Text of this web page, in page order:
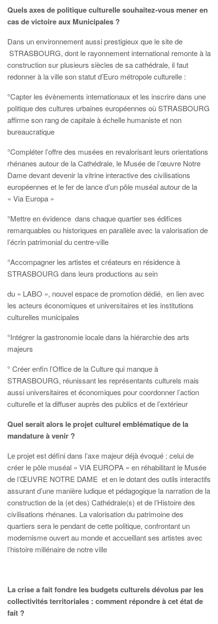
Quels axes de politique culturelle souhaitez-vous mener en
cas de victoire aux Municipales ?
Dans un environnement aussi prestigieux que le site de
STRASBOURG, dont le rayonnement international remonte à la
construction sur plusieurs siècles de sa cathédrale, il faut
redonner à la ville son statut d’Euro métropole culturelle :
°Capter les évènements internationaux et les inscrire dans une
politique des cultures urbaines européennes où STRASBOURG
affirme son rang de capitale à échelle humaniste et non
bureaucratique
°Compléter l’offre des musées en revalorisant leurs orientations
rhénanes autour de la Cathédrale, le Musée de l’œuvre Notre
Dame devant devenir la vitrine interactive des civilisations
européennes et le fer de lance d’un pôle muséal autour de la
« Via Europa »
°Mettre en évidence dans chaque quartier ses édifices
remarquables ou historiques en parallèle avec la valorisation de
l’écrin patrimonial du centre-ville
°Accompagner les artistes et créateurs en résidence à
STRASBOURG dans leurs productions au sein
du « LABO », nouvel espace de promotion dédié, en lien avec
les acteurs économiques et universitaires et les institutions
culturelles municipales
°Intégrer la gastronomie locale dans la hiérarchie des arts
majeurs
° Créer enfin l’Office de la Culture qui manque à
STRASBOURG, réunissant les représentants culturels mais
aussi universitaires et économiques pour coordonner l’action
culturelle et la diffuser auprès des publics et de l’extérieur
Quel serait alors le projet culturel emblématique de la
mandature à venir ?
Le projet est défini dans l’axe majeur déjà évoqué : celui de
créer le pôle muséal « VIA EUROPA » en réhabilitant le Musée
de l’ŒUVRE NOTRE DAME et en le dotant des outils interactifs
assurant d’une manière ludique et pédagogique la narration de la
construction de la (et des) Cathédrale(s) et de l’Histoire des
civilisations rhénanes. La valorisation du patrimoine des
quartiers sera le pendant de cette politique, confrontant un
modernisme ouvert au monde et accueillant ses artistes avec
l’histoire millénaire de notre ville
La crise a fait fondre les budgets culturels dévolus par les
collectivités territoriales : comment répondre à cet état de
fait ?